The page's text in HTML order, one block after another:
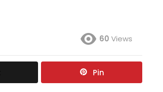
60 Views
Pin